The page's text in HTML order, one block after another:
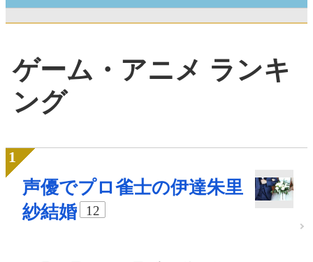
ゲーム・アニメ ランキ
ング
声優でプロ雀士の伊達朱里
紗結婚
12